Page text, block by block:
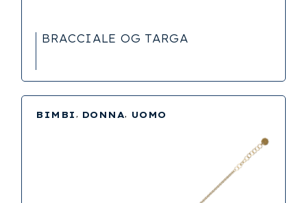
BRACCIALE OG TARGA
BIMBI DONNA UOMO